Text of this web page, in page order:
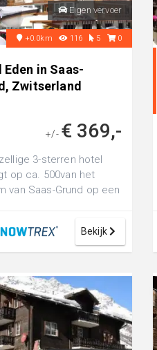
Eigen vervoer
+0.0km 116 5 0
Eden in Saas-
Zwitserland
+/- € 369,-
3-sterren hotel
op ca. 500van het
van Saas-Grund op een
Bekijk